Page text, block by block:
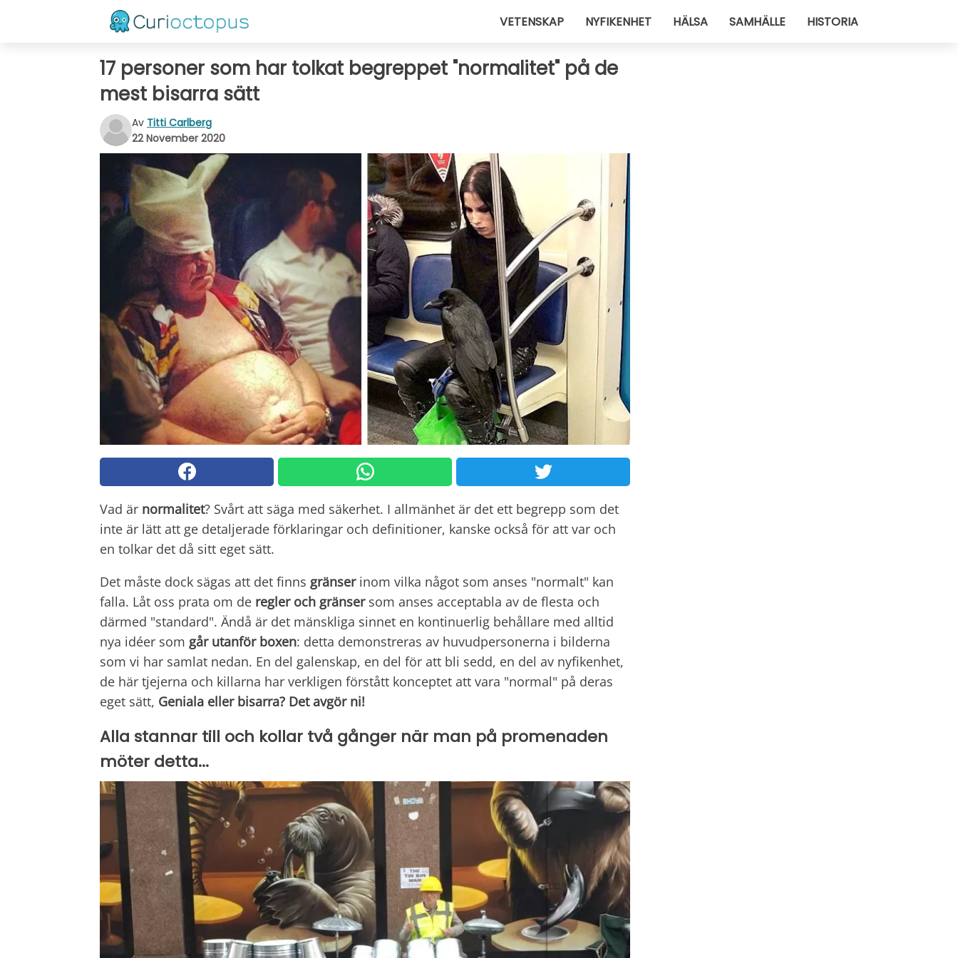
VETENSKAP NYFIKENHET HÄLSA SAMHÄLLE HISTORIA
17 personer som har tolkat begreppet "normalitet" på de
mest bisarra sätt
Av Titti Carlberg
22 November 2020
Vad är normalitet? Svårt att säga med säkerhet. I allmänhet är det ett begrepp som det
inte är lätt att ge detaljerade förklaringar och definitioner, kanske också för att var och
en tolkar det då sitt eget sätt.
Det måste dock sägas att det finns gränserinom vilka något som anses "normalt" kan
falla. Låt oss prata om de regler och gränsersom anses acceptabla av de flesta och
därmed "standard". Ändå är det mänskliga sinnet en kontinuerlig behållare med alltid
nya idéer som går utanför boxen: detta demonstreras av huvudpersonerna i bilderna
som vi har samlat nedan. En del galenskap, en del för att bli sedd, en del av nyfikenhet,
de här tjejerna och killarna har verkligen förstått konceptet att vara "normal" på deras
eget sätt, Geniala eller bisarra? Det avgör ni!
Alla stannar till och kollar två gånger när man på promenaden
möter detta...